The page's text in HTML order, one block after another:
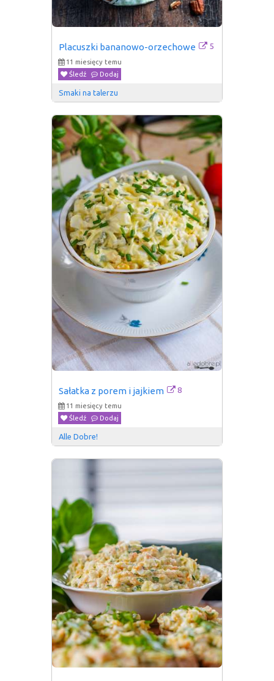
Placuszki bananowo-orzechowe 5
11 miesięcy temu
Śledź
Dodaj
Smaki na talerzu
Sałatka z porem i jajkiem 8
11 miesięcy temu
Śledź
Dodaj
Alle Dobre!